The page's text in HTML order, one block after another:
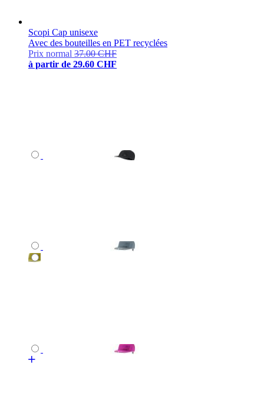
Scopi Cap unisexe
Avec des bouteilles en PET recyclées
Prix normal 37.00 CHF
à partir de 29.60 CHF